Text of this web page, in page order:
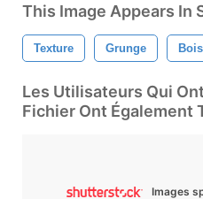
This Image Appears In
Texture Grunge Bois
Les Utilisateurs Qui
Fichier Ont Également
Images